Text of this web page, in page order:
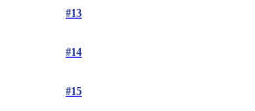
#13
#14
#15